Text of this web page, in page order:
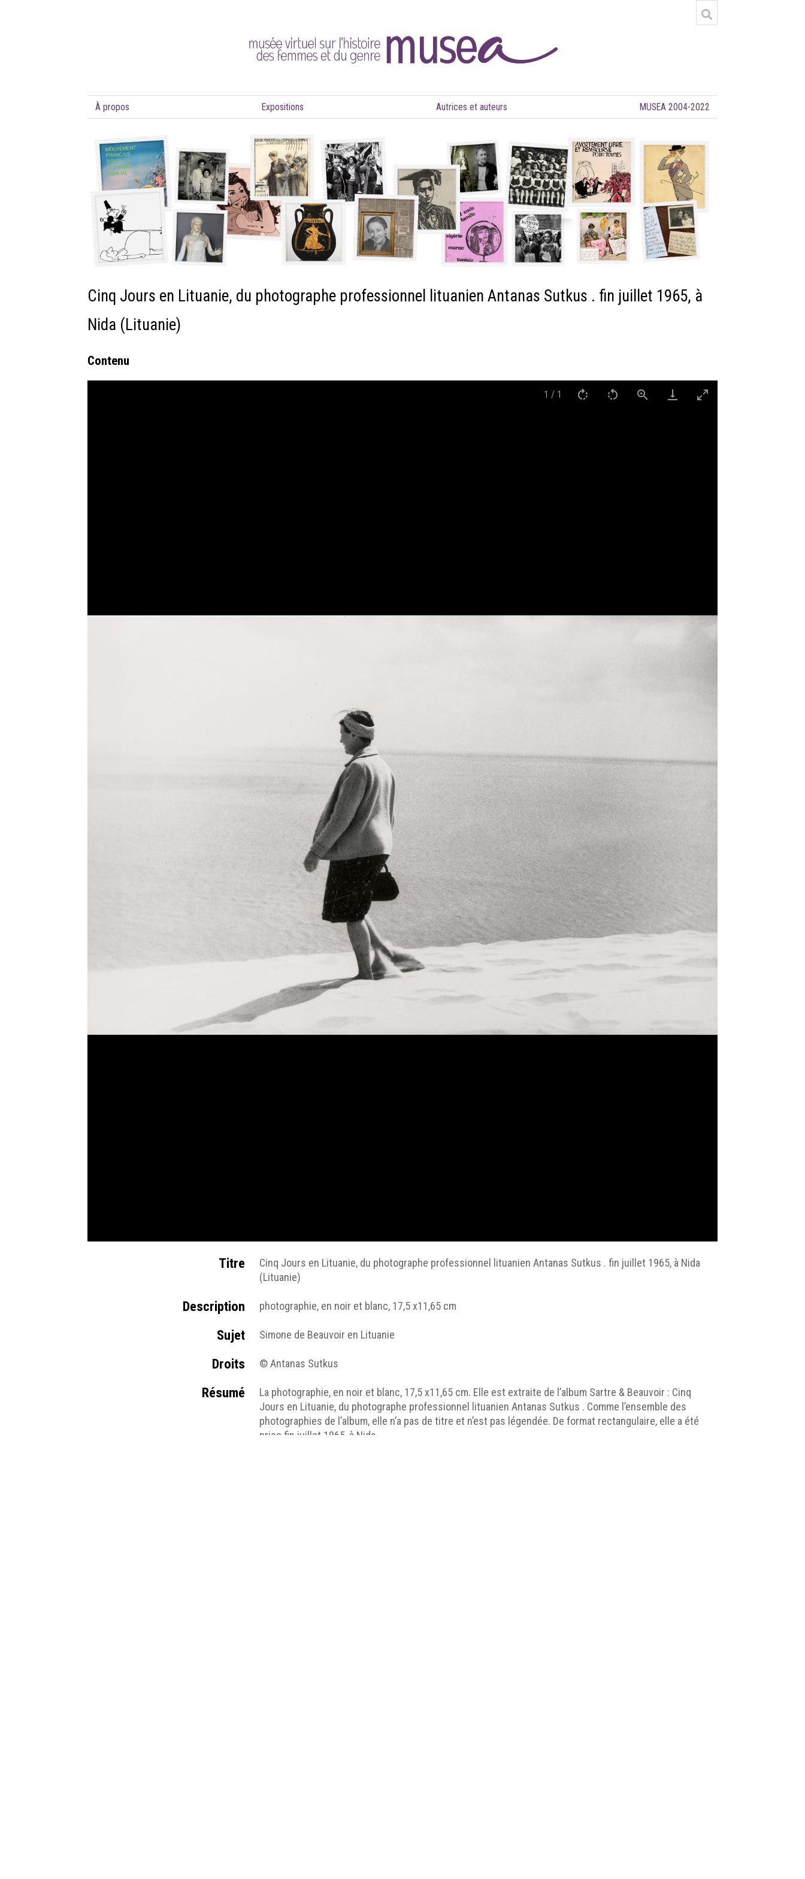
À propos Expositions Autrices et auteurs MUSEA 2004-2022
Cinq Jours en Lituanie, du photographe professionnel lituanien Antanas Sutkus . fin juillet 1965, à
Nida (Lituanie)
Contenu
1 / 1
Titre
Cinq Jours en Lituanie, du photographe professionnel lituanien Antanas Sutkus . fin juillet 1965, à Nida
(Lituanie)
Description photographie, en noir et blanc, 17,5 x11,65 cm
Sujet Simone de Beauvoir en Lituanie
Droits © Antanas Sutkus
Résumé
La photographie, en noir et blanc, 17,5 x11,65 cm. Elle est extraite de l’album Sartre & Beauvoir : Cinq
Jours en Lituanie, du photographe professionnel lituanien Antanas Sutkus . Comme l’ensemble des
photographies de l’album, elle n’a pas de titre et n’est pas légendée. De format rectangulaire, elle a été
prise fin juillet 1965, à Nida